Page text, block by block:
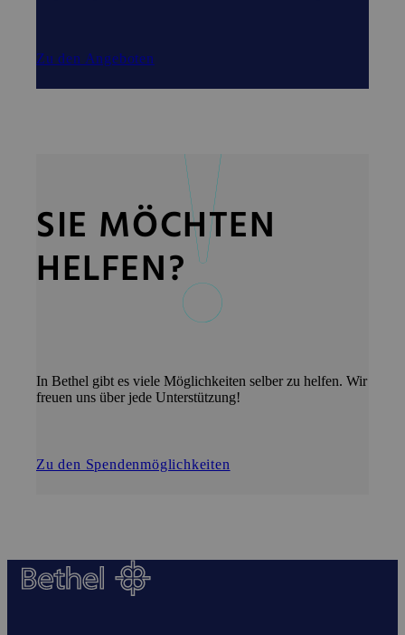
Zu den Angeboten
SIE MÖCHTEN
HELFEN?
In Bethel gibt es viele Möglichkeiten selber zu helfen. Wir
freuen uns über jede Unterstützung!
Zu den Spendenmöglichkeiten